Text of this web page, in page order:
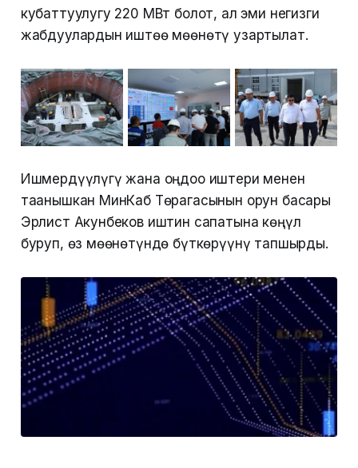
кубаттуулугу 220 МВт болот, ал эми негизги
жабдуулардын иштөө мөөнөтү узартылат.
Ишмердүүлүгү жана оңдоо иштери менен
таанышкан МинКаб Төрагасынын орун басары
Эрлист Акунбеков иштин сапатына көңүл
буруп, өз мөөнөтүндө бүткөрүүнү тапшырды.